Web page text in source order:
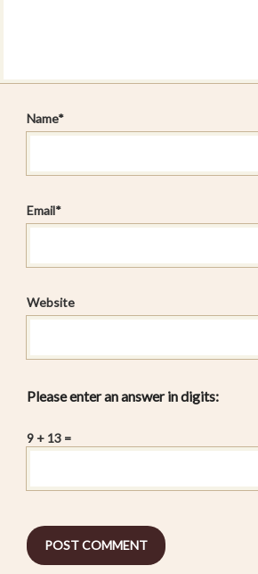
Name*
Email*
Website
Please enter an answer in digits:
9 + 13 =